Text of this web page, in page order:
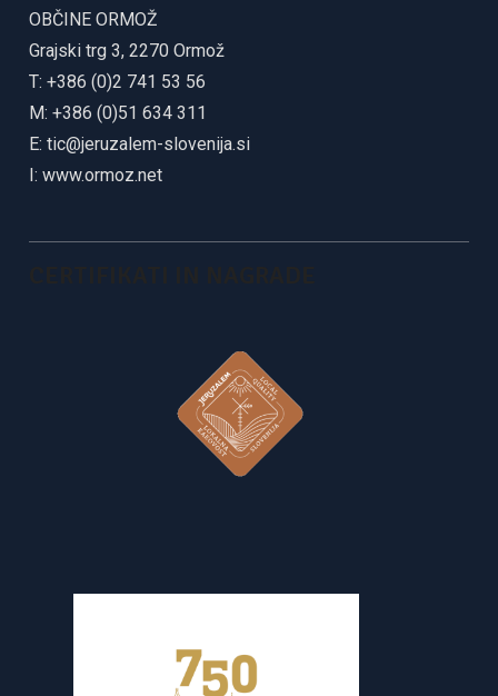
OBČINE ORMOŽ
Grajski trg 3, 2270 Ormož
T: +386 (0)2 741 53 56
M: +386 (0)51 634 311
E:tic@jeruzalem-slovenija.si
I:www.ormoz.net